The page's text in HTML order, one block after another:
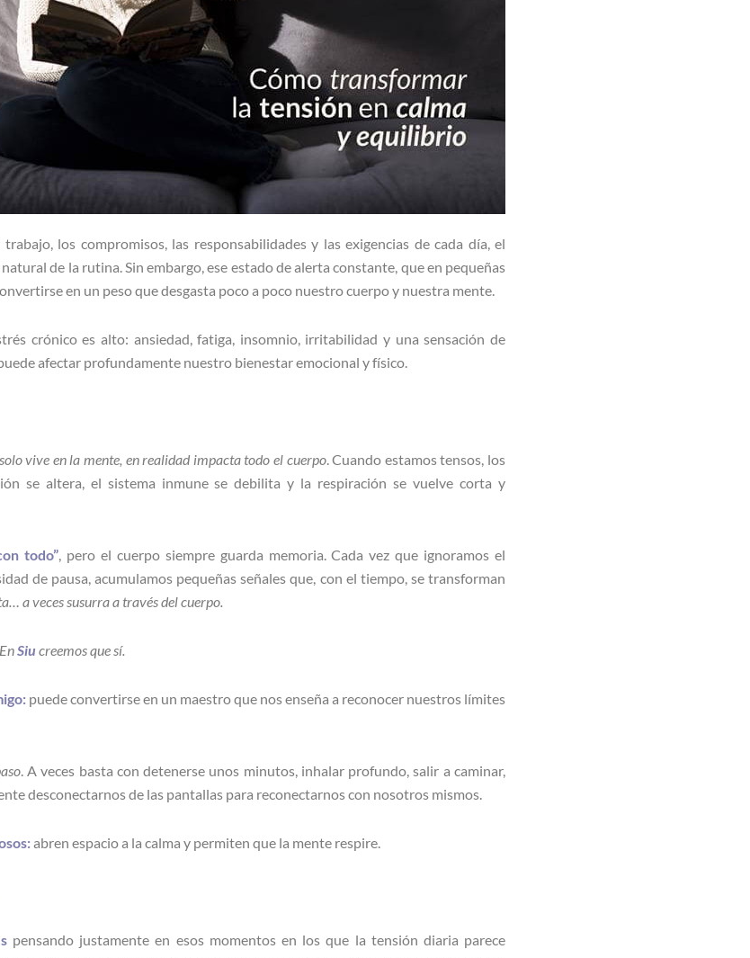
los compromisos, las responsabilidades y las exigencias de cada día, el
de la rutina. Sin embargo, ese estado de alerta constante, que en pequeñas
en un peso que desgasta poco a poco nuestro cuerpo y nuestra mente.
crónico es alto: ansiedad, fatiga, insomnio, irritabilidad y una sensación de
afectar profundamente nuestro bienestar emocional y físico.
vive en la mente, en realidad impacta todo el cuerpo. Cuando estamos tensos, los
se altera, el sistema inmune se debilita y la respiración se vuelve corta y
todo”, pero el cuerpo siempre guarda memoria. Cada vez que ignoramos el
de pausa, acumulamos pequeñas señales que, con el tiempo, se transforman
a veces susurra a través del cuerpo.
EnSiu creemos que sí.
puede convertirse en un maestro que nos enseña a reconocer nuestros límites
. A veces basta con detenerse unos minutos, inhalar profundo, salir a caminar,
desconectarnos de las pantallas para reconectarnos con nosotros mismos.
abren espacio a la calma y permiten que la mente respire.
pensando justamente en esos momentos en los que la tensión diaria parece